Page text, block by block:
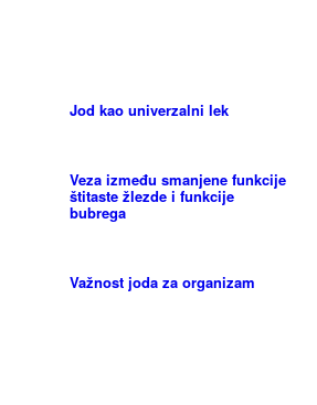
Jod kao univerzalni lek
Veza između smanjene funkcije
štitaste žlezde i funkcije
bubrega
Važnost joda za organizam